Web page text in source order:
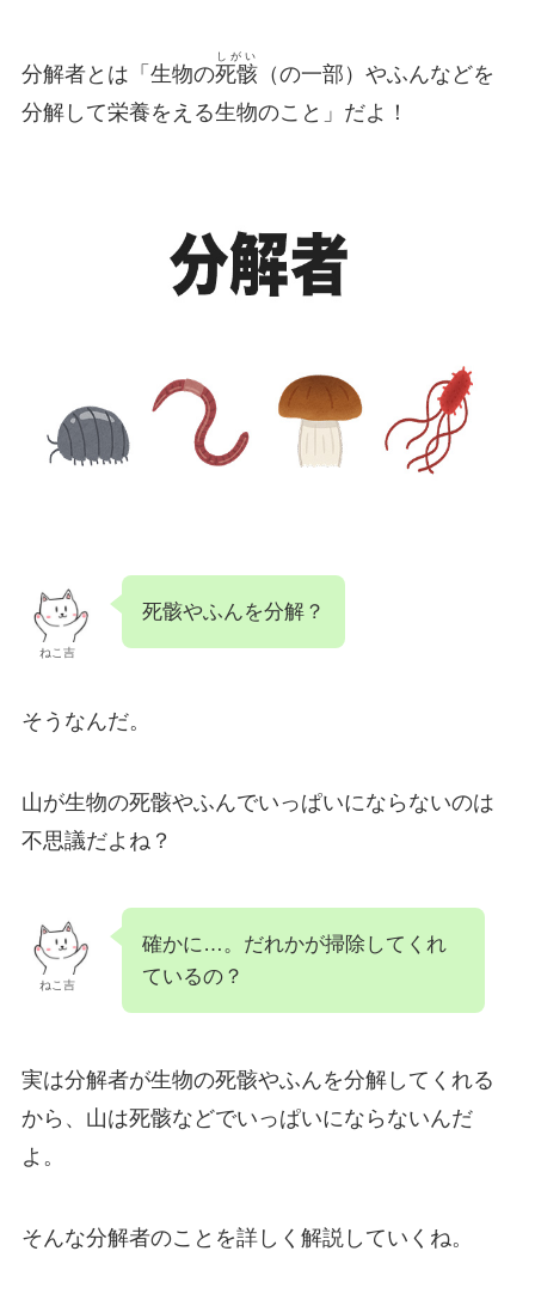
分解者とは「生物の死骸
しがい
（の一部）やふんなどを
分解して栄養をえる生物のこと」だよ！
ねこ吉
死骸やふんを分解？
そうなんだ。
山が生物の死骸やふんでいっぱいにならないのは
不思議だよね？
ねこ吉
確かに…。だれかが掃除してくれ
ているの？
実は分解者が生物の死骸やふんを分解してくれる
から、山は死骸などでいっぱいにならないんだ
よ。
そんな分解者のことを詳しく解説していくね。